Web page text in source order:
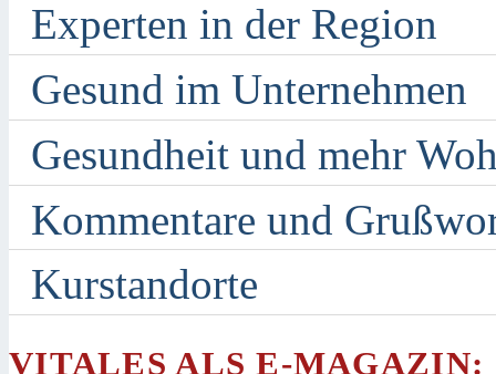
Experten in der Region
Gesund im Unternehmen
Gesundheit und mehr
Kommentare und
Kurstandorte
VITALES ALS E-MAGAZIN: